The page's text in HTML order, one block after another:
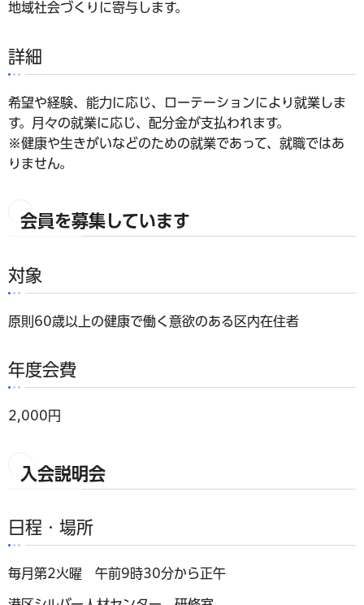
地域社会づくりに寄与します。
詳細
希望や経験、能力に応じ、ローテーションにより就業しま
す。月々の就業に応じ、配分金が支払われます。
※健康や生きがいなどのための就業であって、就職ではあ
りません。
会員を募集しています
対象
原則60歳以上の健康で働く意欲のある区内在住者
年度会費
2,000円
入会説明会
日程・場所
毎月第2火曜 午前9時30分から正午